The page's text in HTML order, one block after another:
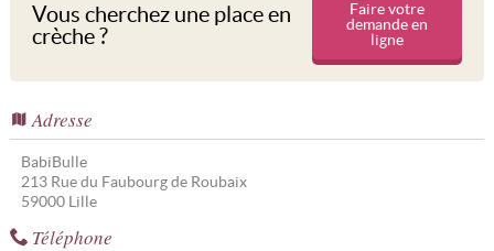
Vous cherchez une place en
crèche ?
Faire votre
demande en
ligne
Adresse
BabiBulle
213 Rue du Faubourg de Roubaix
59000 Lille
Téléphone